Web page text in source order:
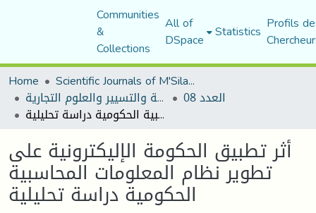
Communities
&
Collections
All of
DSpace Statistics Profils
Home
Scientific Journals of M'Sila University
مجلة العلوم الاقتصادية والتسيير والعلوم التجارية العدد 08
أثر تطبيق الحكومة الإليكترونية على تطوير نظام المعلومات المحاسبية الحكومية دراسة تحليلية
أثر تطبيق الحكومة الإليكترونية على
تطوير نظام المعلومات المحاسبية
الحكومية دراسة تحليلية